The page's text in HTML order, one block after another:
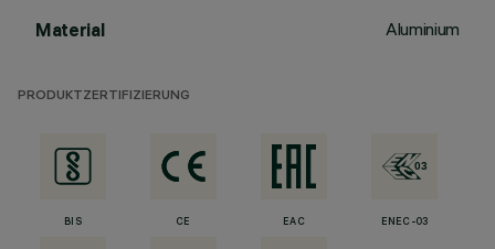
Material Aluminium
PRODUKTZERTIFIZIERUNG
BIS CE EAC ENEC-03